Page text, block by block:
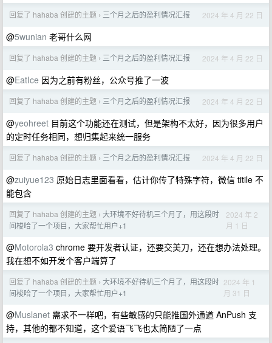
回复了 hahaba 创建的主题 › 三个月之后的盈利情况汇报 2024 年 4 月 22 日
@5wunian 老哥什么网
回复了 hahaba 创建的主题 › 三个月之后的盈利情况汇报 2024 年 4 月 22 日
@EatIce 因为之前有粉丝，公众号推了一波
回复了 hahaba 创建的主题 › 三个月之后的盈利情况汇报 2024 年 4 月 22 日
@yeohreet 目前这个功能还在测试，但是架构不太好，因为很多用户
的定时任务相同，想归集起来统一服务
回复了 hahaba 创建的主题 › 三个月之后的盈利情况汇报 2024 年 4 月 22 日
@zuiyue123 原始日志里面看看，估计你传了特殊字符，微信 titile 不
能包含
回复了 hahaba 创建的主题 › 大环境不好待机三个月了，用这段时
间梭哈了一个项目，大家帮忙用户+1
2024 年 2
月 1 日
@Motorola3 chrome 要开发者认证，还要交美刀，还在想办法处理。
我在想不如开发个客户端算了
回复了 hahaba 创建的主题 › 大环境不好待机三个月了，用这段时
间梭哈了一个项目，大家帮忙用户+1
2024 年 1
月 31 日
@Muslanet 需求不一样吧，有些敏感的只能推国外通道 AnPush 支
持，其他的都不知道，这个爱语飞飞也太简陋了一点